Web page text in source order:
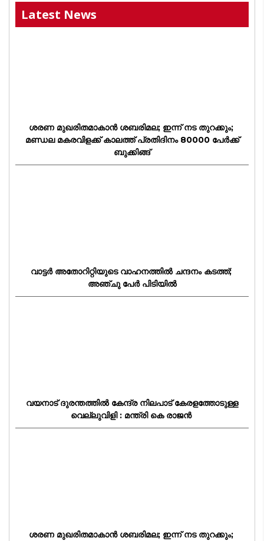
Latest News
ശരണ മുഖരിതമാകാന്‍ ശബരിമല; ഇന്ന് നട തുറക്കും;
മണ്ഡല മകരവിളക്ക് കാലത്ത് പ്രതിദിനം 80000 പേര്‍ക്ക്
ബുക്കിങ്ങ്
വാട്ടർ അതോറിറ്റിയുടെ വാഹനത്തിൽ ചന്ദനം കടത്ത്;
അഞ്ചു പേർ പിടിയിൽ
വയനാട് ദുരന്തത്തിൽ കേന്ദ്ര നിലപാട് കേരളത്തോടുള്ള
വെല്ലുവിളി : മന്ത്രി കെ രാജൻ
ശരണ മുഖരിതമാകാന്‍ ശബരിമല; ഇന്ന് നട തുറക്കും;